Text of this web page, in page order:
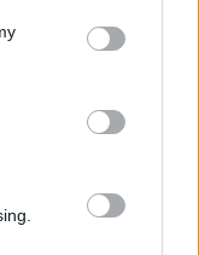
nervi